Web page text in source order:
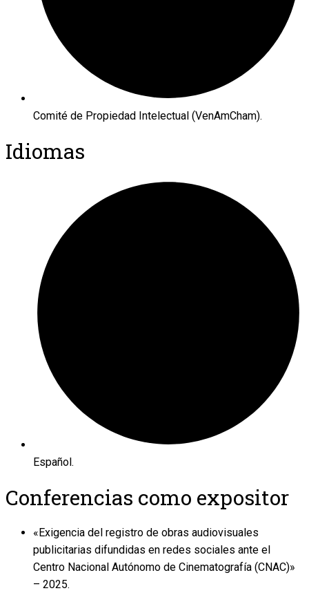
Comité de Propiedad Intelectual (VenAmCham).
Idiomas
Español.
Conferencias como expositor
«Exigencia del registro de obras audiovisuales
publicitarias difundidas en redes sociales ante el
Centro Nacional Autónomo de Cinematografía (CNAC)»
– 2025.